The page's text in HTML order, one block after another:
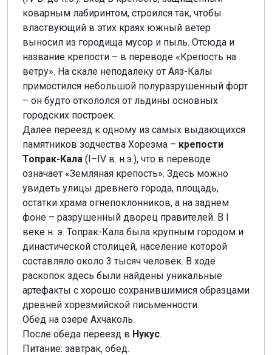
коварным лабиринтом, строился так, чтобы
властвующий в этих краях южный ветер
выносил из городища мусор и пыль. Отсюда и
название крепости – в переводе «Крепость на
ветру». На скале неподалеку от Аяз-Калы
примостился небольшой полуразрушенный форт
– он будто откололся от льдины основных
городских построек.
Далее переезд к одному из самых выдающихся
памятников зодчества Хорезма – крепости
Топрак-Кала (I–IV в. н.э.), что в переводе
означает «Земляная крепость». Здесь можно
увидеть улицы древнего города, площадь,
остатки храма огнепоклонников, а на заднем
фоне – разрушенный дворец правителей. В I
веке н. э. Топрак-Кала была крупным городом и
династической столицей, население которой
составляло около 3 тысяч человек. В ходе
раскопок здесь были найдены уникальные
артефакты с хорошо сохранившимися образцами
древней хорезмийской письменности.
Обед на озере Ахчаколь.
После обеда переезд в Нукус.
Питание: завтрак, обед.